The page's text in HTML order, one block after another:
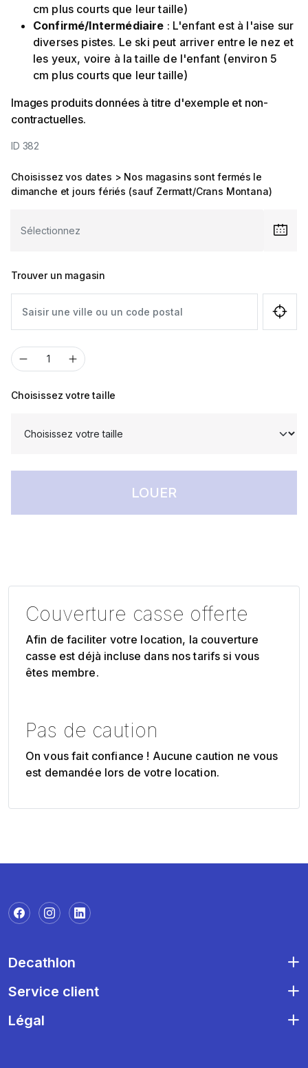
cm plus courts que leur taille)
Confirmé/Intermédiaire : L'enfant est à l'aise sur
diverses pistes. Le ski peut arriver entre le nez et
les yeux, voire à la taille de l'enfant (environ 5
cm plus courts que leur taille)
Images produits données à titre d'exemple et non-
contractuelles.
ID 382
Choisissez vos dates > Nos magasins sont fermés le
dimanche et jours fériés (sauf Zermatt/Crans Montana)
Trouver un magasin
Choisissez votre taille
LOUER
Couverture casse offerte
Afin de faciliter votre location, la couverture
casse est déjà incluse dans nos tarifs si vous
êtes membre.
Pas de caution
On vous fait confiance ! Aucune caution ne vous
est demandée lors de votre location.
Decathlon
Service client
Légal